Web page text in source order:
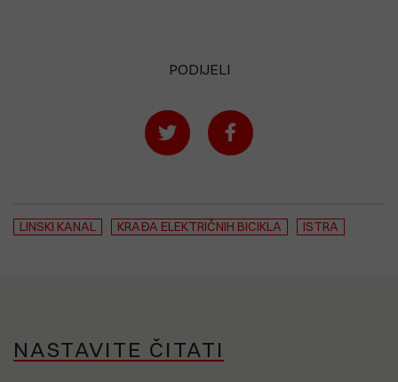
PODIJELI
LINSKI KANAL KRAĐA ELEKTRIČNIH BICIKLA ISTRA
NASTAVITE ČITATI